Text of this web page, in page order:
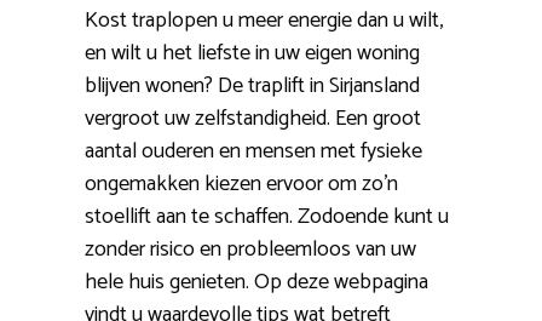
Kost traplopen u meer energie dan u wilt,
en wilt u het liefste in uw eigen woning
blijven wonen? De traplift in Sirjansland
vergroot uw zelfstandigheid. Een groot
aantal ouderen en mensen met fysieke
ongemakken kiezen ervoor om zo’n
stoellift aan te schaffen. Zodoende kunt u
zonder risico en probleemloos van uw
hele huis genieten. Op deze webpagina